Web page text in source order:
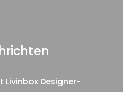
Livinbox Designer-